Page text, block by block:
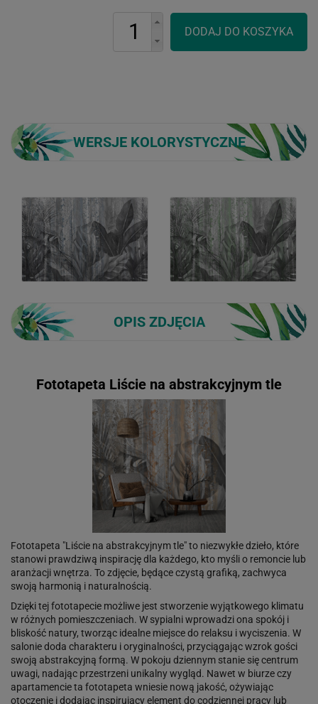
WERSJE KOLORYSTYCZNE
OPIS ZDJĘCIA
Fototapeta Liście na abstrakcyjnym tle
Fototapeta "Liście na abstrakcyjnym tle" to niezwykłe dzieło, które
stanowi prawdziwą inspirację dla każdego, kto myśli o remoncie lub
aranżacji wnętrza. To zdjęcie, będące czystą grafiką, zachwyca
swoją harmonią i naturalnością.
Dzięki tej fototapecie możliwe jest stworzenie wyjątkowego klimatu
w różnych pomieszczeniach. W sypialni wprowadzi ona spokój i
bliskość natury, tworząc idealne miejsce do relaksu i wyciszenia. W
salonie doda charakteru i oryginalności, przyciągając wzrok gości
swoją abstrakcyjną formą. W pokoju dziennym stanie się centrum
uwagi, nadając przestrzeni unikalny wygląd. Nawet w biurze czy
apartamencie ta fototapeta wniesie nową jakość, ożywiając
otoczenie i dodając inspirujący element do codziennej pracy lub